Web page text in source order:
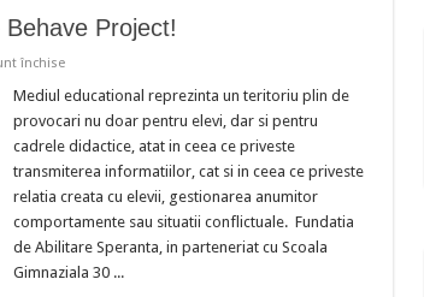
Project!
închisepentru
la
certificate
Behave
Project!
Mediul educational reprezinta un teritoriu plin de
provocari nu doar pentru elevi, dar si pentru
cadrele didactice, atat in ceea ce priveste
transmiterea informatiilor, cat si in ceea ce priveste
relatia creata cu elevii, gestionarea anumitor
comportamente sau situatii conflictuale. Fundatia
de Abilitare Speranta, in parteneriat cu Scoala
Gimnaziala 30 ...